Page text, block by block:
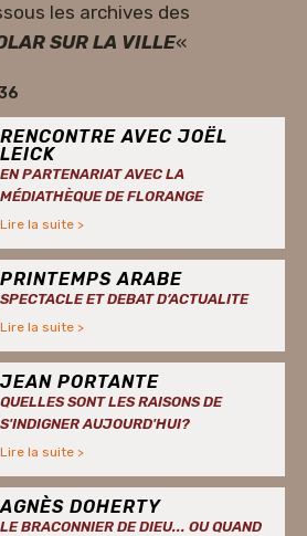
les archives des
SUR LA VILLE«
RENCONTRE AVEC JOËL
LEICK
EN PARTENARIAT AVEC LA
MÉDIATHÈQUE DE FLORANGE
Lire la suite >
PRINTEMPS ARABE
SPECTACLE ET DEBAT D’ACTUALITE
Lire la suite >
JEAN PORTANTE
QUELLES SONT LES RAISONS DE
S'INDIGNER AUJOURD'HUI?
Lire la suite >
AGNÈS DOHERTY
LE BRACONNIER DE DIEU... OU QUAND